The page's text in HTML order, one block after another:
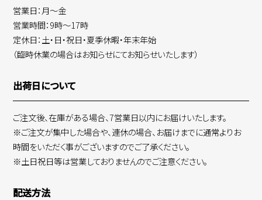
営業日：月～金
営業時間：9時～17時
定休日：土・日・祝日・夏季休暇・年末年始
（臨時休業の場合はお知らせにてお知らせいたします）
出荷日について
ご注文後、在庫がある場合、7営業日以内にお届けいたします。
※ご注文が集中した場合や、連休の場合、お届けまでに通常よりお
時間をいただく事がございますのでご了承ください。
※土日祝日等は営業しておりませんのでご注意ください。
配送方法